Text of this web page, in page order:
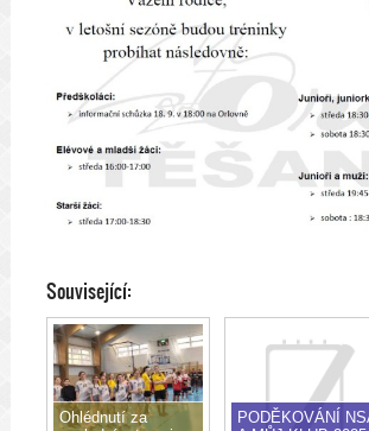
Související:
Ohlédnutí za
PODĚKOVÁNÍ